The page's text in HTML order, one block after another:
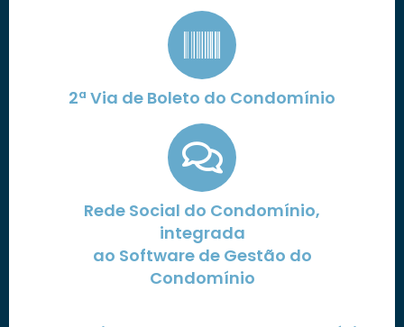
2ª Via de Boleto do Condomínio
Rede Social do Condomínio,
integrada
ao Software de Gestão do
Condomínio